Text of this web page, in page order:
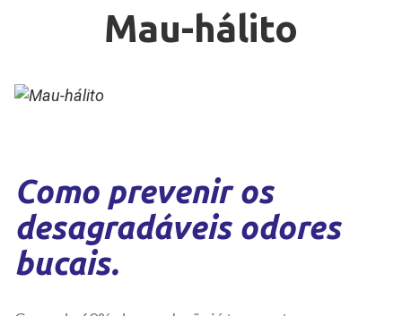
Mau-hálito
Como prevenir os
desagradáveis odores
bucais.